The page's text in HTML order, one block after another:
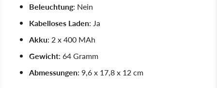
Beleuchtung: Nein
Kabelloses Laden: Ja
Akku: 2 x 400 MAh
Gewicht: 64 Gramm
Abmessungen: 9,6 x 17,8 x 12 cm